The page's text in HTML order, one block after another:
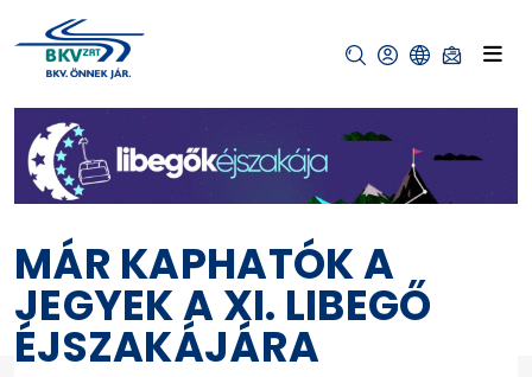
MÁR KAPHATÓK A
JEGYEK A XI. LIBEGŐ
ÉJSZAKÁJÁRA